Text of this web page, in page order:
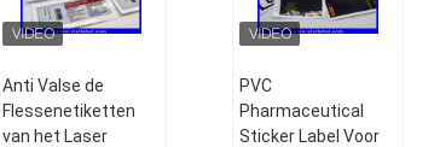
Anti Valse de
Flessenetiketten
van het Laser
PVC
Pharmaceutical
Sticker Label Voor